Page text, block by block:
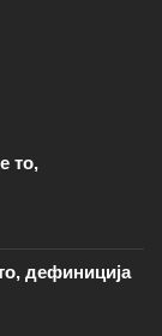
то,
дефиниција